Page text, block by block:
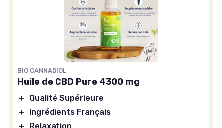
BIO CANNADIOL
Huile de CBD Pure 4300 mg
＋
Qualité Supérieure
＋
Ingrédients Français
＋
Relaxation